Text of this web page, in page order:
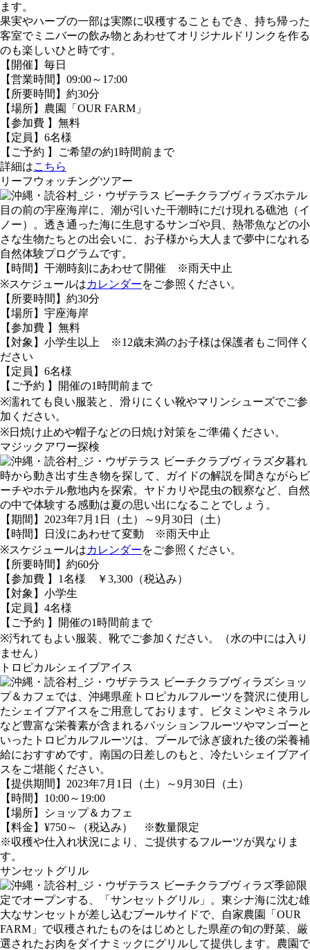
ます。
果実やハーブの一部は実際に収穫することもでき、持ち帰った
客室でミニバーの飲み物とあわせてオリジナルドリンクを作る
のも楽しいひと時です。
【開催】毎日
【営業時間】09:00～17:00
【所要時間】約30分
【場所】農園「OUR FARM」
【参加費 】無料
【定員】6名様
【ご予約 】ご希望の約1時間前まで
詳細はこちら
リーフウォッチングツアー
ホテル
目の前の宇座海岸に、潮が引いた干潮時にだけ現れる礁池（イ
ノー）。透き通った海に生息するサンゴや貝、熱帯魚などの小
さな生物たちとの出会いに、お子様から大人まで夢中になれる
自然体験プログラムです。
【時間】干潮時刻にあわせて開催 ※雨天中止
※スケジュールはカレンダーをご参照ください。
【所要時間】約30分
【場所】宇座海岸
【参加費 】無料
【対象】小学生以上 ※12歳未満のお子様は保護者もご同伴く
ださい
【定員】6名様
【ご予約 】開催の1時間前まで
※濡れても良い服装と、滑りにくい靴やマリンシューズでご参
加ください。
※日焼け止めや帽子などの日焼け対策をご準備ください。
マジックアワー探検
夕暮れ
時から動き出す生き物を探して、ガイドの解説を聞きながらビ
ーチやホテル敷地内を探索。ヤドカリや昆虫の観察など、自然
の中で体験する感動は夏の思い出になることでしょう。
【期間】2023年7月1日（土）～9月30日（土）
【時間】日没にあわせて変動 ※雨天中止
※スケジュールはカレンダーをご参照ください。
【所要時間】約60分
【参加費 】1名様 ￥3,300（税込み）
【対象】小学生
【定員】4名様
【ご予約 】開催の1時間前まで
※汚れてもよい服装、靴でご参加ください。（水の中には入り
ません）
トロピカルシェイブアイス
ショッ
プ＆カフェでは、沖縄県産トロピカルフルーツを贅沢に使用し
たシェイブアイスをご用意しております。ビタミンやミネラル
など豊富な栄養素が含まれるパッションフルーツやマンゴーと
いったトロピカルフルーツは、プールで泳ぎ疲れた後の栄養補
給におすすめです。南国の日差しのもと、冷たいシェイブアイ
スをご堪能ください。
【提供期間】2023年7月1日（土）～9月30日（土）
【時間】10:00～19:00
【場所】ショップ＆カフェ
【料金】¥750～（税込み） ※数量限定
※収穫や仕入れ状況により、ご提供するフルーツが異なりま
す。
サンセットグリル
季節限
定でオープンする、「サンセットグリル」。東シナ海に沈む雄
大なサンセットが差し込むプールサイドで、自家農園「OUR
FARM」で収穫されたものをはじめとした県産の旬の野菜、厳
選されたお肉をダイナミックにグリルして提供します。農園で